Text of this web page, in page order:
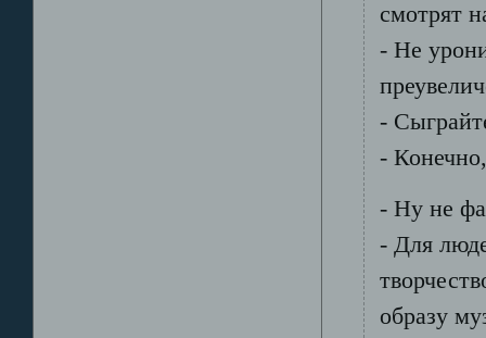
смотрят
- Не
-
-
- Ну не
- Для
образу